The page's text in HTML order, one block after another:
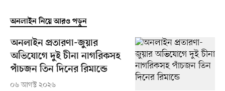
অনলাইন নিয়ে আরও পড়ুন
অনলাইন প্রতারণা-জুয়ার
অভিযোগে দুই চীনা নাগরিকসহ
পাঁচজন তিন দিনের রিমান্ডে
০৬ আগস্ট ২০২৬